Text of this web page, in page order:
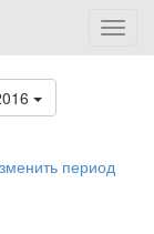
период